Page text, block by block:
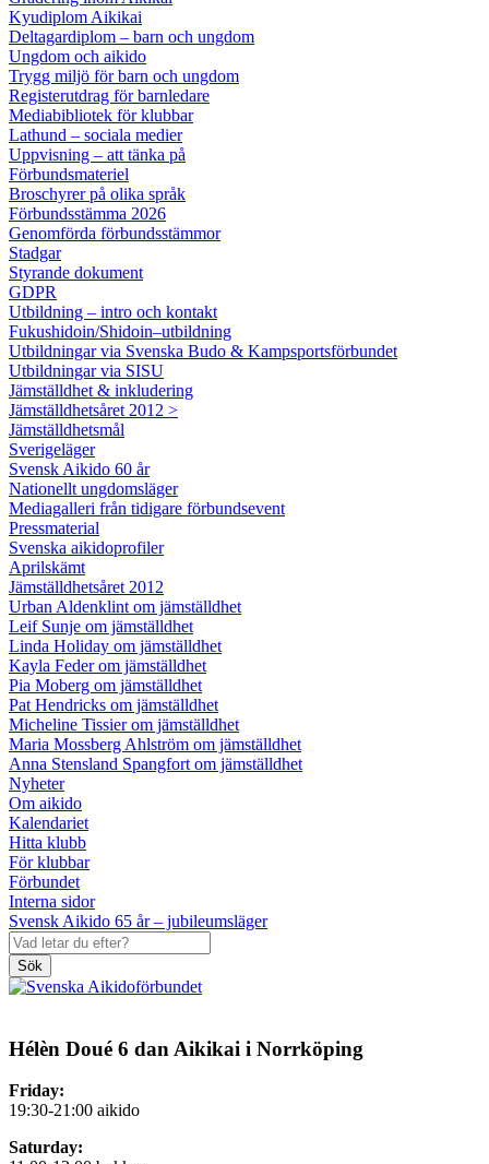
Kyudiplom Aikikai
Deltagardiplom – barn och ungdom
Ungdom och aikido
Trygg miljö för barn och ungdom
Registerutdrag för barnledare
Mediabibliotek för klubbar
Lathund – sociala medier
Uppvisning – att tänka på
Förbundsmateriel
Broschyrer på olika språk
Förbundsstämma 2026
Genomförda förbundsstämmor
Stadgar
Styrande dokument
GDPR
Utbildning – intro och kontakt
Fukushidoin/Shidoin–utbildning
Utbildningar via Svenska Budo & Kampsportsförbundet
Utbildningar via SISU
Jämställdhet & inkludering
Jämställdhetsåret 2012 >
Jämställdhetsmål
Sverigeläger
Svensk Aikido 60 år
Nationellt ungdomsläger
Mediagalleri från tidigare förbundsevent
Pressmaterial
Svenska aikidoprofiler
Aprilskämt
Jämställdhetsåret 2012
Urban Aldenklint om jämställdhet
Leif Sunje om jämställdhet
Linda Holiday om jämställdhet
Kayla Feder om jämställdhet
Pia Moberg om jämställdhet
Pat Hendricks om jämställdhet
Micheline Tissier om jämställdhet
Maria Mossberg Ahlström om jämställdhet
Anna Stensland Spangfort om jämställdhet
Nyheter
Om aikido
Kalendariet
Hitta klubb
För klubbar
Förbundet
Interna sidor
Svensk Aikido 65 år – jubileumsläger
Sök
Hélèn Doué 6 dan Aikikai i Norrköping
Friday:
19:30-21:00 aikido
Saturday: